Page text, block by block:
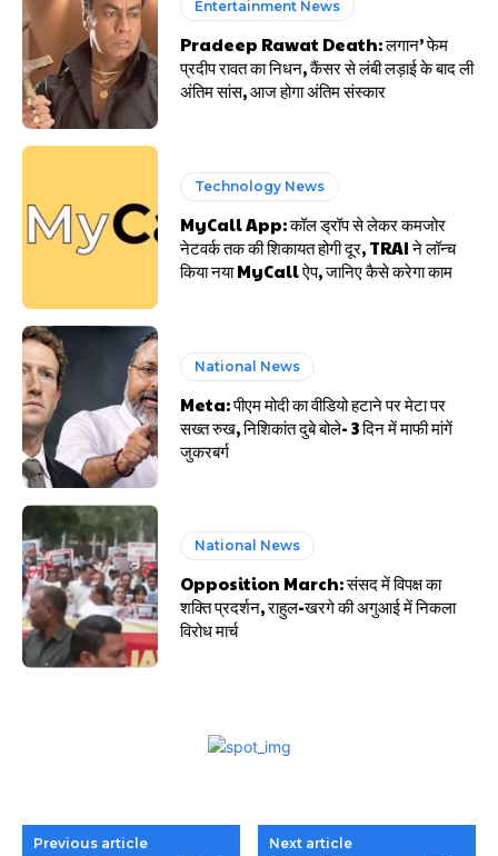
Entertainment News
Pradeep Rawat Death: लगान’ फेम
प्रदीप रावत का निधन, कैंसर से लंबी लड़ाई के बाद ली
अंतिम सांस, आज होगा अंतिम संस्कार
Technology News
MyCall App: कॉल ड्रॉप से लेकर कमजोर
नेटवर्क तक की शिकायत होगी दूर, TRAI ने लॉन्च
किया नया MyCall ऐप, जानिए कैसे करेगा काम
National News
Meta: पीएम मोदी का वीडियो हटाने पर मेटा पर
सख्त रुख, निशिकांत दुबे बोले- 3 दिन में माफी मांगें
जुकरबर्ग
National News
Opposition March: संसद में विपक्ष का
शक्ति प्रदर्शन, राहुल-खरगे की अगुआई में निकला
विरोध मार्च
Previous article Next article